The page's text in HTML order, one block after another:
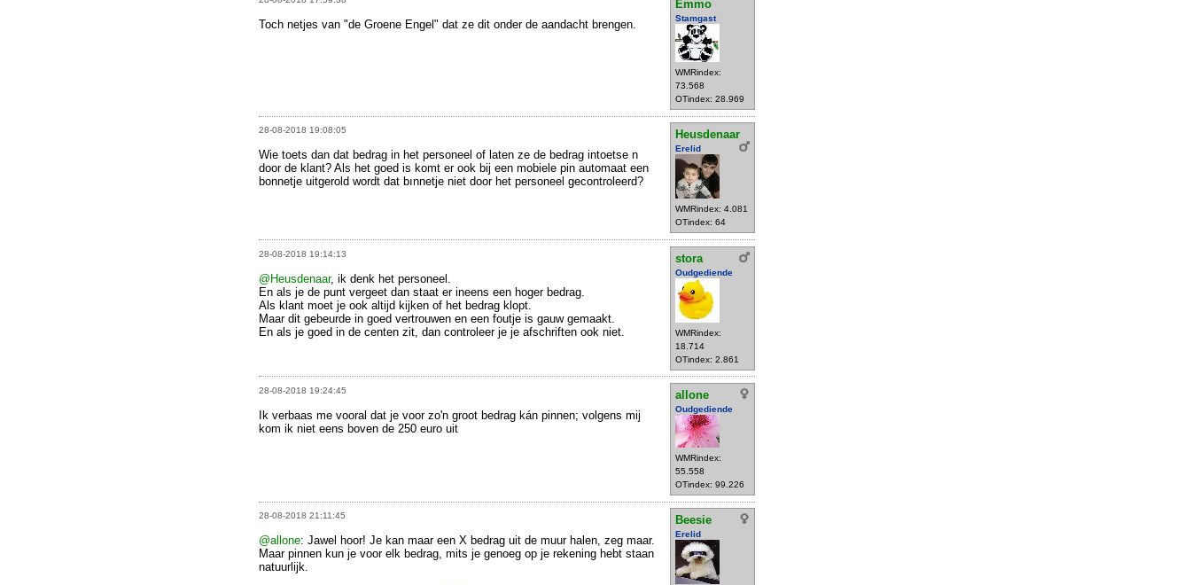
Emmo
Stamgast
WMRindex:
73.568
OTindex: 28.969
Toch netjes van "de Groene Engel" dat ze dit onder de aandacht brengen.
28-08-2018 19:08:05 Heusdenaar
Erelid
WMRindex: 4.081
OTindex: 64
Wie toets dan dat bedrag in het personeel of laten ze de bedrag intoetse n
door de klant? Als het goed is komt er ook bij een mobiele pin automaat een
bonnetje uitgerold wordt dat bınnetje niet door het personeel gecontroleerd?
28-08-2018 19:14:13 stora
Oudgediende
WMRindex:
18.714
OTindex: 2.861
@Heusdenaar, ik denk het personeel.
En als je de punt vergeet dan staat er ineens een hoger bedrag.
Als klant moet je ook altijd kijken of het bedrag klopt.
Maar dit gebeurde in goed vertrouwen en een foutje is gauw gemaakt.
En als je goed in de centen zit, dan controleer je je afschriften ook niet.
28-08-2018 19:24:45 allone
Oudgediende
WMRindex:
55.558
OTindex: 99.226
Ik verbaas me vooral dat je voor zo'n groot bedrag kán pinnen; volgens mij
kom ik niet eens boven de 250 euro uit
28-08-2018 21:11:45 Beesie
Erelid
@allone: Jawel hoor! Je kan maar een X bedrag uit de muur halen, zeg maar.
Maar pinnen kun je voor elk bedrag, mits je genoeg op je rekening hebt staan
natuurlijk.